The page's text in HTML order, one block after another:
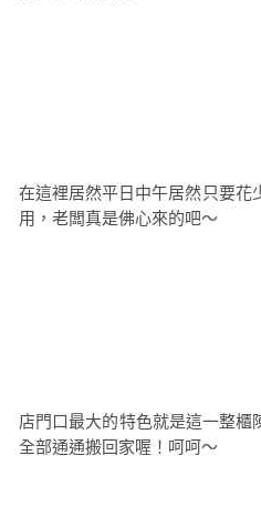
在這裡居然平日中午居然只要花
用，老闆真是佛心來的吧～
店門口最大的特色就是這一整櫃
全部通通搬回家喔！呵呵～